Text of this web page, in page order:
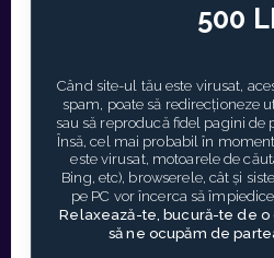
500
Când site-ul tău este virusat,
spam, poate să redirecționeze
sau să reproducă fidel pagini de
Însă, cel mai probabil în
este virusat, motoarele de
Bing, etc), browserele, cât și
pe PC vor încerca să
Relaxează-te, bucură-te de o
să ne ocupăm de